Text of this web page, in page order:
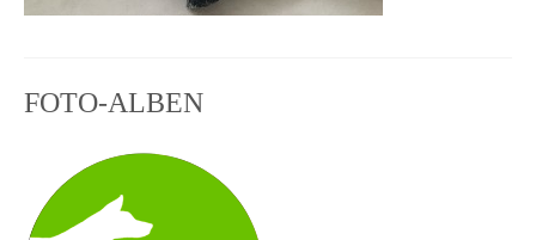
FOTO-ALBEN